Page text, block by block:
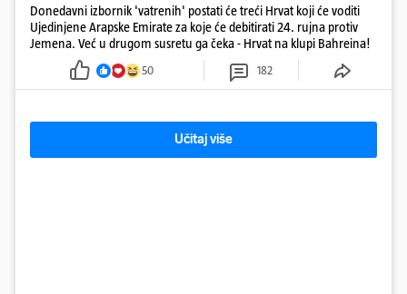
Donedavni izbornik 'vatrenih' postati će treći Hrvat koji će voditi
Ujedinjene Arapske Emirate za koje će debitirati 24. rujna protiv
Jemena. Već u drugom susretu ga čeka - Hrvat na klupi Bahreina!
50 182
Učitaj više